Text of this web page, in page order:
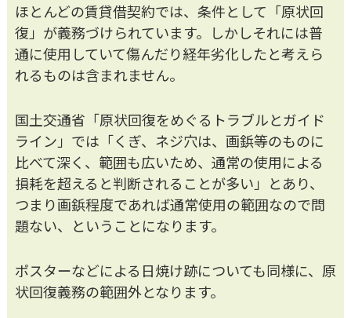
ほとんどの賃貸借契約では、条件として「原状回
復」が義務づけられています。しかしそれには普
通に使用していて傷んだり経年劣化したと考えら
れるものは含まれません。
国土交通省「原状回復をめぐるトラブルとガイド
ライン」では「くぎ、ネジ穴は、画鋲等のものに
比べて深く、範囲も広いため、通常の使用による
損耗を超えると判断されることが多い」とあり、
つまり画鋲程度であれば通常使用の範囲なので問
題ない、ということになります。
ポスターなどによる日焼け跡についても同様に、原
状回復義務の範囲外となります。